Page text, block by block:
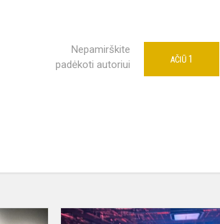
Nepamirškite
padėkoti autoriui
AČIŪ 1
,,Amžinai